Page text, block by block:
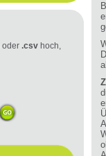
oder .csv hoch,